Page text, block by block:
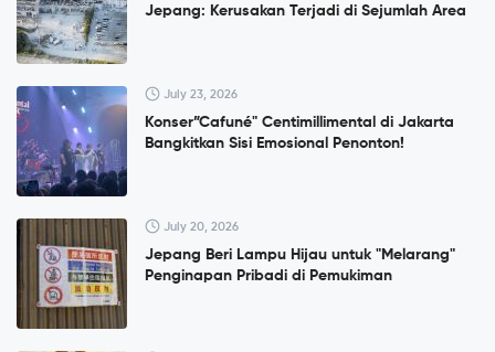
Jepang: Kerusakan Terjadi di Sejumlah Area
July 23, 2026
Konser”Cafuné" Centimillimental di Jakarta
Bangkitkan Sisi Emosional Penonton!
July 20, 2026
Jepang Beri Lampu Hijau untuk "Melarang"
Penginapan Pribadi di Pemukiman